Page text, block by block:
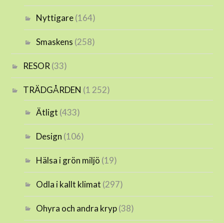
Nyttigare(164)
Smaskens (258)
RESOR(33)
TRÄDGÅRDEN (1 252)
Ätligt (433)
Design (106)
Hälsa i grön miljö (19)
Odla i kallt klimat (297)
Ohyra och andra kryp(38)